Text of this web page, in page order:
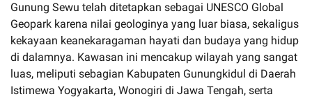
Gunung Sewu telah ditetapkan sebagai UNESCO Global
Geopark karena nilai geologinya yang luar biasa, sekaligus
kekayaan keanekaragaman hayati dan budaya yang hidup
di dalamnya. Kawasan ini mencakup wilayah yang sangat
luas, meliputi sebagian Kabupaten Gunungkidul di Daerah
Istimewa Yogyakarta, Wonogiri di Jawa Tengah, serta